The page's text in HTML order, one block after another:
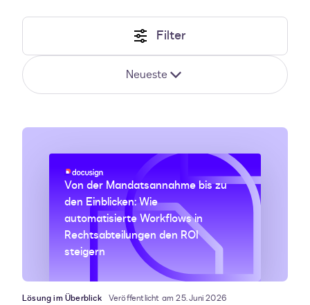
Filter
Neueste
Von der Mandatsannahme bis zu
den Einblicken: Wie
automatisierte Workflows in
Rechtsabteilungen den ROI
steigern
Lösung im Überblick Veröffentlicht am 25. Juni 2026